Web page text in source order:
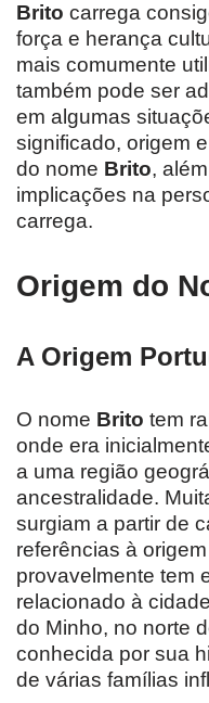
Brito carrega
força e herança
mais comumente
também pode ser
em algumas
significado, origem
do nome Brito,
implicações na
carrega.
Origem do
A Origem
O nome Brito tem
onde era
a uma região
ancestralidade.
surgiam a partir de
referências à
provavelmente tem
relacionado à
do Minho, no norte
conhecida por sua
de várias famílias